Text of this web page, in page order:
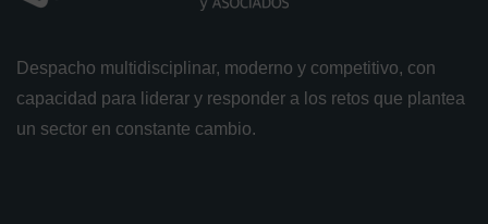
Despacho multidisciplinar, moderno y competitivo, con
capacidad para liderar y responder a los retos que plantea
un sector en constante cambio.